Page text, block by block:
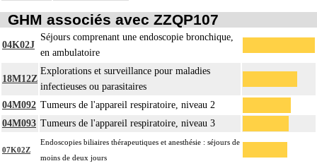
GHM associés avec ZZQP107
04K02J
Séjours comprenant une endoscopie bronchique,
en ambulatoire
18M12Z
Explorations et surveillance pour maladies
infectieuses ou parasitaires
04M092 Tumeurs de l'appareil respiratoire, niveau 2
04M093 Tumeurs de l'appareil respiratoire, niveau 3
07K02Z
Endoscopies biliaires thérapeutiques et anesthésie : séjours de
moins de deux jours